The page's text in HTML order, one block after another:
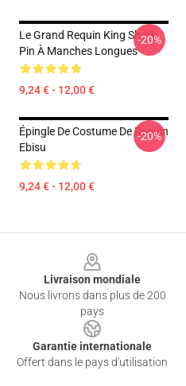
Le Grand Requin King Shark
Pin À Manches Longues
9,24 € - 12,00 €
-20%
Épingle De Costume De Requin
Ebisu
9,24 € - 12,00 €
-20%
Livraison mondiale
Nous livrons dans plus de 200
pays
Garantie internationale
Offert dans le pays d'utilisation